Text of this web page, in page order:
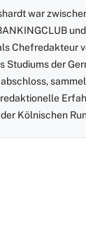
war
Chefredakteur
Studiums der
Kölnischen